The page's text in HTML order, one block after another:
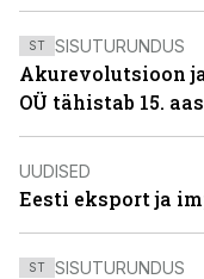
ST SISUTURUNDUS
Akurevolutsioon
OÜ tähistab 15.
UUDISED
Eesti eksport ja
ST SISUTURUNDUS